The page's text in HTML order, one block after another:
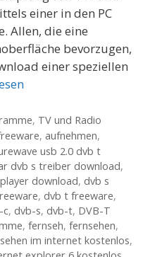
einer in den PC
Allen, die eine
bevorzugen,
einer speziellen
, TV und Radio
, aufnehmen,
usb 2.0 dvb t
dvb s treiber download,
download, dvb s
, dvb t freeware,
c, dvb-s, dvb-t, DVB-T
, fernseh, fernsehen,
im internet kostenlos,